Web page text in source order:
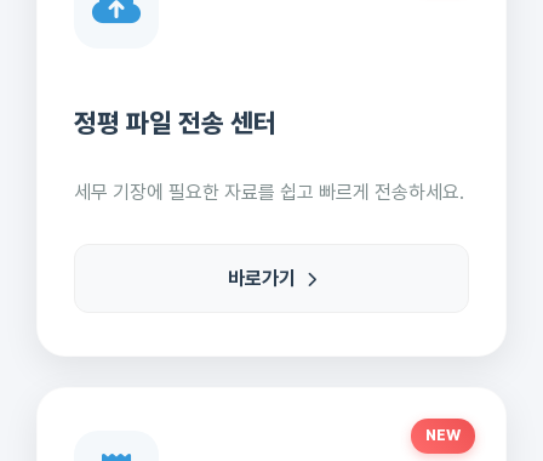
정평 파일 전송 센터
세무 기장에 필요한 자료를 쉽고 빠르게 전송하세요.
바로가기
NEW